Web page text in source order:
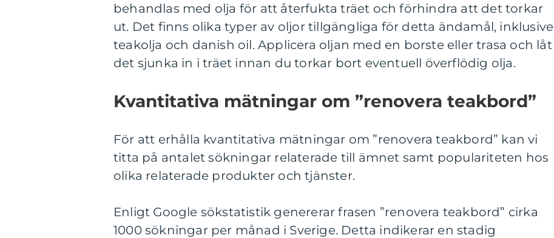
behandlas med olja för att återfukta träet och förhindra att det torkar
ut. Det finns olika typer av oljor tillgängliga för detta ändamål, inklusive
teakolja och danish oil. Applicera oljan med en borste eller trasa och låt
det sjunka in i träet innan du torkar bort eventuell överflödig olja.
Kvantitativa mätningar om ”renovera teakbord”
För att erhålla kvantitativa mätningar om ”renovera teakbord” kan vi
titta på antalet sökningar relaterade till ämnet samt populariteten hos
olika relaterade produkter och tjänster.
Enligt Google sökstatistik genererar frasen ”renovera teakbord” cirka
1000 sökningar per månad i Sverige. Detta indikerar en stadig